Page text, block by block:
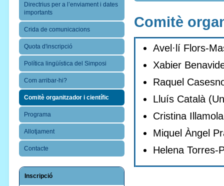
Directrius per a l’enviament i dates
importants
Crida de comunicacions
Quota d'inscripció
Política lingüística del Simposi
Com arribar-hi?
Comitè organitzador i científic
Programa
Allotjament
Contacte
Inscripció
Comitè
Avel·lí Flors-
Xabier
Raquel
Lluís Català
Cristina
Miquel Àngel
Helena Torres-